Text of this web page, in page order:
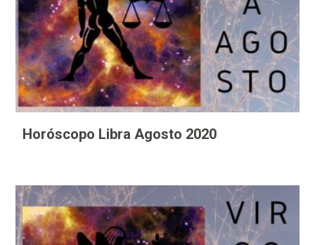
Horóscopo Libra Agosto 2020